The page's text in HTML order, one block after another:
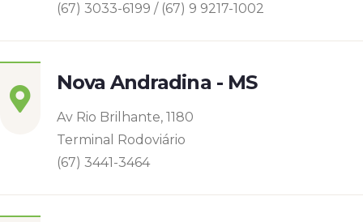
(67) 3033-6199 / (67) 9 9217-1002
Nova Andradina - MS
Av Rio Brilhante, 1180
Terminal Rodoviário
(67) 3441-3464